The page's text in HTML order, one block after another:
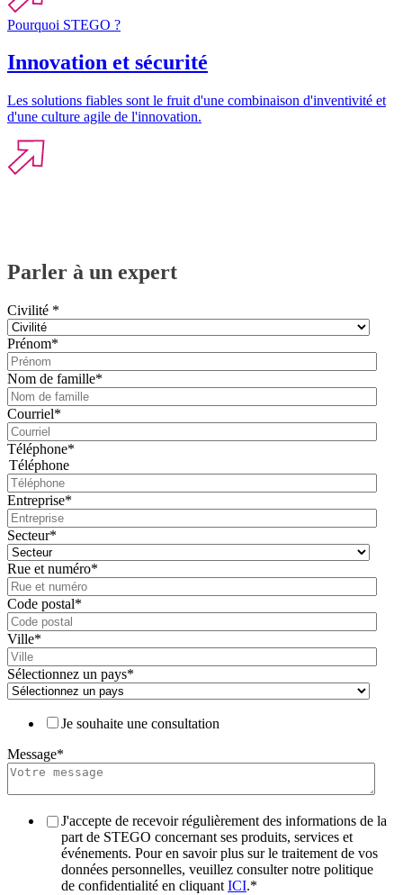
Pourquoi STEGO ?
Innovation et sécurité
Les solutions fiables sont le fruit d'une combinaison d'inventivité et
d'une culture agile de l'innovation.
Parler à un expert
Civilité *
Prénom*
Nom de famille*
Courriel*
Téléphone*
Téléphone
Entreprise*
Secteur*
Rue et numéro*
Code postal*
Ville*
Sélectionnez un pays*
Je souhaite une consultation
Message*
J'accepte de recevoir régulièrement des informations de la
part de STEGO concernant ses produits, services et
événements. Pour en savoir plus sur le traitement de vos
données personnelles, veuillez consulter notre politique
de confidentialité en cliquant ICI.*